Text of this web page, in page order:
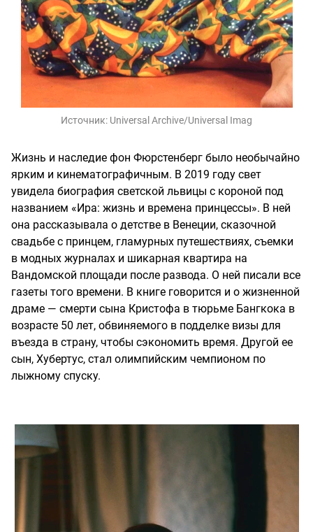
Источник: Universal Archive/Universal Imag
Жизнь и наследие фон Фюрстенберг было необычайно
ярким и кинематографичным. В 2019 году свет
увидела биография светской львицы с короной под
названием «Ира: жизнь и времена принцессы». В ней
она рассказывала о детстве в Венеции, сказочной
свадьбе с принцем, гламурных путешествиях, съемки
в модных журналах и шикарная квартира на
Вандомской площади после развода. О ней писали все
газеты того времени. В книге говорится и о жизненной
драме — смерти сына Кристофа в тюрьме Бангкока в
возрасте 50 лет, обвиняемого в подделке визы для
въезда в страну, чтобы сэкономить время. Другой ее
сын, Хубертус, стал олимпийским чемпионом по
лыжному спуску.